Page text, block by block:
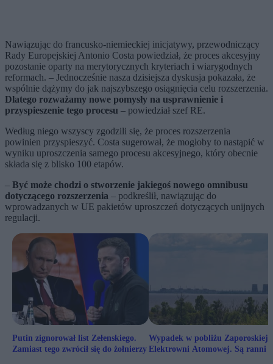
Nawiązując do francusko-niemieckiej inicjatywy, przewodniczący
Rady Europejskiej Antonio Costa powiedział, że proces akcesyjny
pozostanie oparty na merytorycznych kryteriach i wiarygodnych
reformach. – Jednocześnie nasza dzisiejsza dyskusja pokazała, że
wspólnie dążymy do jak najszybszego osiągnięcia celu rozszerzenia.
Dlatego rozważamy nowe pomysły na usprawnienie i
przyspieszenie tego procesu – powiedział szef RE.
Według niego wszyscy zgodzili się, że proces rozszerzenia
powinien przyspieszyć. Costa sugerował, że mogłoby to nastąpić w
wyniku uproszczenia samego procesu akcesyjnego, który obecnie
składa się z blisko 100 etapów.
– Być może chodzi o stworzenie jakiegoś nowego omnibusu
dotyczącego rozszerzenia – podkreślił, nawiązując do
wprowadzanych w UE pakietów uproszczeń dotyczących unijnych
regulacji.
Putin zignorował list Zełenskiego.
Zamiast tego zwrócił się do żołnierzy
Wypadek w pobliżu Zaporoskiej
Elektrowni Atomowej. Są ranni